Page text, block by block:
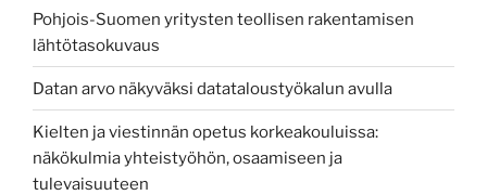
Pohjois-Suomen yritysten teollisen rakentamisen
lähtötasokuvaus
Datan arvo näkyväksi datataloustyökalun avulla
Kielten ja viestinnän opetus korkeakouluissa:
näkökulmia yhteistyöhön, osaamiseen ja
tulevaisuuteen